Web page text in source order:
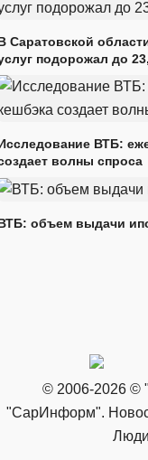
Саратовской
подорожал до
ВТБ:
волны спроса
объем выдачи
© 2006-2026 ©
"СарИнформ".